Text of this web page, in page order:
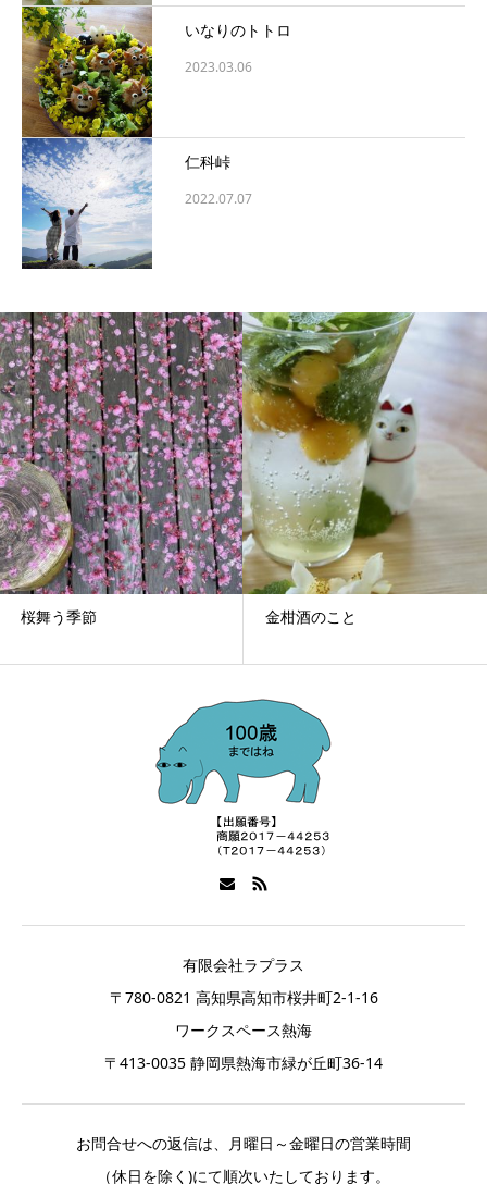
いなりのトトロ
2023.03.06
仁科峠
2022.07.07
桜舞う季節 金柑酒のこと
有限会社ラプラス
〒780-0821 高知県高知市桜井町2-1-16
ワークスペース熱海
〒413-0035 静岡県熱海市緑が丘町36-14
お問合せへの返信は、月曜日～金曜日の営業時間
（休日を除く)にて順次いたしております。